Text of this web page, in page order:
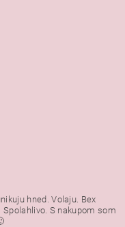
hned. Volaju. Bex
Spolahlivo. S nakupom som